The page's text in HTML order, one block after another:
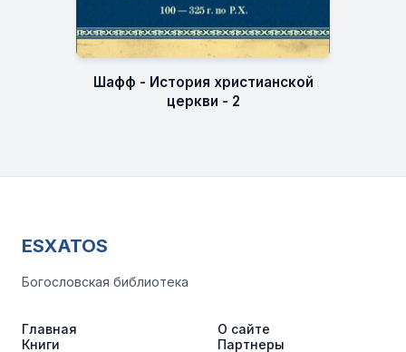
Шафф - История христианской
церкви - 2
ESXATOS
Богословская библиотека
Главная
Книги
О сайте
Партнеры